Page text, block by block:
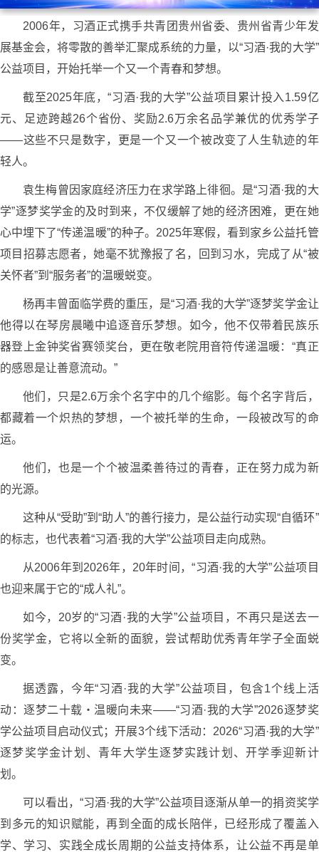
2006年，习酒正式携手共青团贵州省委、贵州省青少年发
展基金会，将零散的善举汇聚成系统的力量，以“习酒·我的大学”
公益项目，开始托举一个又一个青春和梦想。
截至2025年底，“习酒·我的大学”公益项目累计投入1.59亿
元、足迹跨越26个省份、奖励2.6万余名品学兼优的优秀学子
——这些不只是数字，更是一个又一个被改变了人生轨迹的年
轻人。
袁生梅曾因家庭经济压力在求学路上徘徊。是“习酒·我的大
学”逐梦奖学金的及时到来，不仅缓解了她的经济困难，更在她
心中埋下了“传递温暖”的种子。2025年寒假，看到家乡公益托管
项目招募志愿者，她毫不犹豫报了名，回到习水，完成了从“被
关怀者”到“服务者”的温暖蜕变。
杨再丰曾面临学费的重压，是“习酒·我的大学”逐梦奖学金让
他得以在琴房晨曦中追逐音乐梦想。如今，他不仅带着民族乐
器登上金钟奖省赛领奖台，更在敬老院用音符传递温暖：“真正
的感恩是让善意流动。”
他们，只是2.6万余个名字中的几个缩影。每个名字背后，
都藏着一个炽热的梦想，一个被托举的生命，一段被改写的命
运。
他们，也是一个个被温柔善待过的青春，正在努力成为新
的光源。
这种从“受助”到“助人”的善行接力，是公益行动实现“自循环”
的标志，也代表着“习酒·我的大学”公益项目走向成熟。
从2006年到2026年，20年时间，“习酒·我的大学”公益项目
也迎来属于它的“成人礼”。
如今，20岁的“习酒·我的大学”公益项目，不再只是送去一
份奖学金，它将以全新的面貌，尝试帮助优秀青年学子全面蜕
变。
据透露，今年“习酒·我的大学”公益项目，包含1个线上活
动：逐梦二十载・温暖向未来——“习酒·我的大学”2026逐梦奖
学公益项目启动仪式；开展3个线下活动：2026“习酒·我的大学”
逐梦奖学金计划、青年大学生逐梦实践计划、开学季迎新计
划。
可以看出，“习酒·我的大学”公益项目逐渐从单一的捐资奖学
到多元的知识赋能，再到全面的成长陪伴，已经形成了覆盖入
学、学习、实践全成长周期的公益支持体系，让公益不再是单